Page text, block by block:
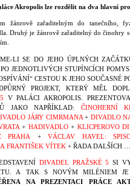
Akropolis lze rozdělit na dva hlavní
žánrově zařaditelným do tanečního,
Druhý je žánrově zařaditelný do činohry
LI SE DO JEHO ÚPLNÝCH
JEDNOTLIVÝCH STUPÍNCÍCH
CESTOU K JEHO SOUČASNÉ
PROJEKT, KTERÝ MĚL
V PALÁCI AKROPOLIS.
Ů JAKO NAPŘÍKLAD: ČINOHERNÍ
JÁRY CIMRMANA+ DIVADLO
+ HADIVADLO+ KLICPEROVO
PRAHA + VÁCLAV HAVEL:
FRANTIŠEK VÍTEK + ŘADA DALŠÍCH …
DIVADEL PRAŽSKÉ 5
SI
A TAK S NOVÝM MILÉNIEM
NA PREZENTACI PRÁCE